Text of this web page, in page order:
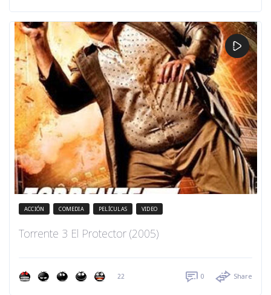
ACCIÓN COMEDIA PELÍCULAS VIDEO
Torrente 3 El Protector (2005)
22 0 Share